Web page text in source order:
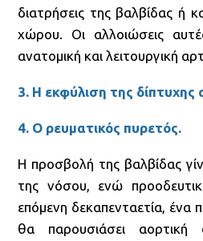
διατρήσεις της βαλβίδας ή
χώρου. Οι αλλοιώσεις
ανατομική και λειτουργική
3. Η εκφύλιση της δίπτυχης
4. Ο ρευματικός πυρετός.
Η προσβολή της βαλβίδας
της νόσου, ενώ
επόμενη δεκαπενταετία, ένα
θα παρουσιάσει αορτική